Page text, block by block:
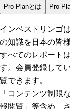
Pro Planとは Pro
インベストリンゴ
の知識を日本の皆
すべてのレポートは
す。会員登録して
覧できます。
「コンテンツ制限
報閲覧」 等含め、